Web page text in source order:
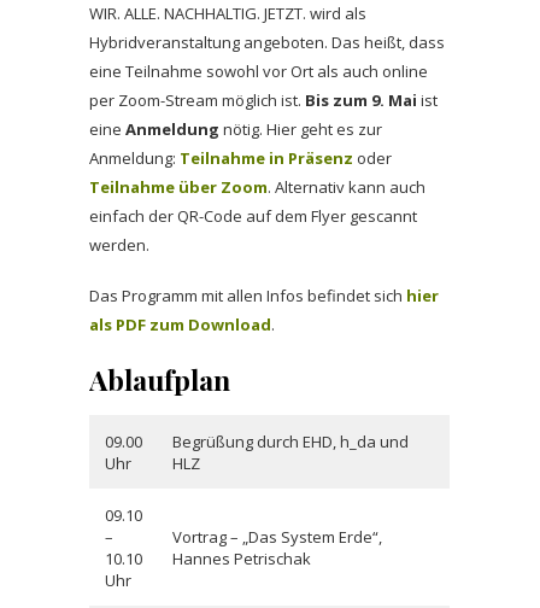
WIR. ALLE. NACHHALTIG. JETZT. wird als
Hybridveranstaltung angeboten. Das heißt, dass
eine Teilnahme sowohl vor Ort als auch online
per Zoom-Stream möglich ist. Bis zum 9. Mai ist
eine Anmeldung nötig. Hier geht es zur
Anmeldung: Teilnahme in Präsenz oder
Teilnahme über Zoom. Alternativ kann auch
einfach der QR-Code auf dem Flyer gescannt
werden.
Das Programm mit allen Infos befindet sich hier
als PDF zum Download.
Ablaufplan
09.00
Uhr
Begrüßung durch EHD, h_da und
HLZ
09.10
–
10.10
Uhr
Vortrag – „Das System Erde“,
Hannes Petrischak